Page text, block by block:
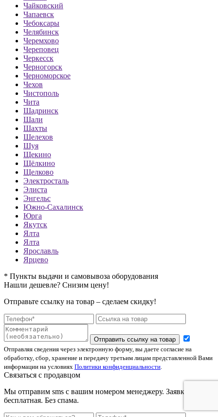
Чайковский
Чапаевск
Чебоксары
Челябинск
Черемхово
Череповец
Черкесск
Черногорск
Черноморское
Чехов
Чистополь
Чита
Шадринск
Шали
Шахты
Шелехов
Шуя
Щекино
Щёлкино
Щелково
Электросталь
Элиста
Энгельс
Южно-Сахалинск
Юрга
Якутск
Ялта
Ялта
Ярославль
Ярцево
* Пункты выдачи и самовывоза оборудования
Нашли дешевле? Снизим цену!
Отправьте ссылку на товар – сделаем скидку!
Отправить ссылку на товар
Отправляя сведения через электронную форму, вы даете согласие на
обработку, сбор, хранение и передачу третьим лицам представленной Вами
информации на условиях Политики конфиденциальности.
Связаться с продавцом
Мы отправим sms с вашим номером менеджеру. Заявка
бесплатная. Без спама.